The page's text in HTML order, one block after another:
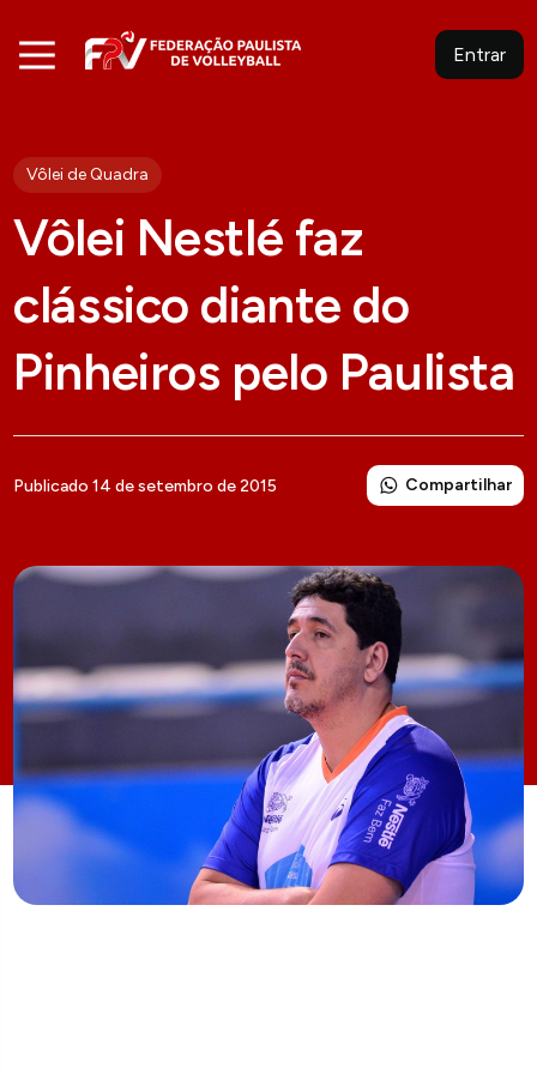
Entrar
Vôlei de Quadra
Vôlei Nestlé faz
clássico diante do
Pinheiros pelo Paulista
Publicado 14 de setembro de 2015 Compartilhar